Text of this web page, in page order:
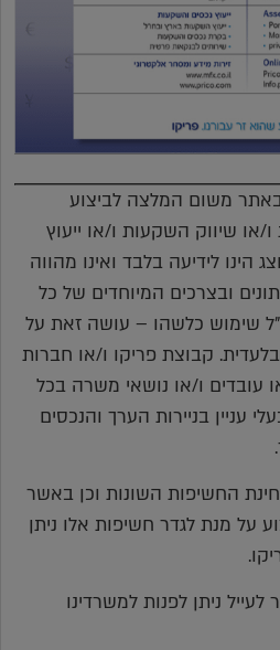
משום המלצה לביצוע
או שיווק השקעות ו/או ייעוץ
הינו לידיעה בלבד ואינו מהווה
ובצרכים המיוחדים של כל
שימוש כלשהו – עושה זאת על
קבוצת פריקו ו/או חברות
עובדים ו/או נושאי משרה בכל
עניין בניירות הערך והנכסים
החשיפות השונות וכן באשר
על מנת לגדר חשיפות אלו ניתן
ניתן לפנות למשרדינו